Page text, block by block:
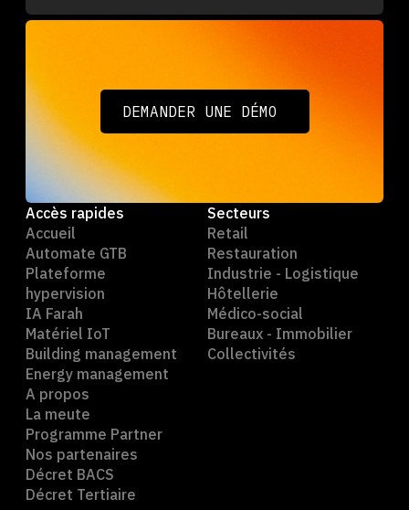
DEMANDER UNE DÉMO
DEMANDER UNE DÉMO
Accès rapides
Accueil
Automate GTB
Plateforme
hypervision
IA Farah
Matériel IoT
Building management
Energy management
A propos
La meute
Programme Partner
Nos partenaires
Décret BACS
Décret Tertiaire
Secteurs
Retail
Restauration
Industrie - Logistique
Hôtellerie
Médico-social
Bureaux - Immobilier
Collectivités